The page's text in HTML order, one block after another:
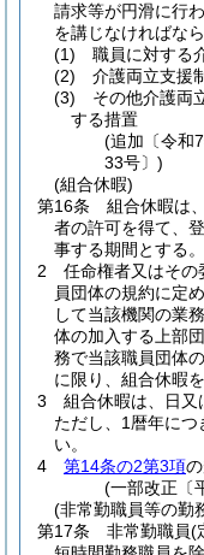
請求等が円滑に行
を講じなければなら
(1)
職員に対する
(2)
介護両立支援
(3)
その他介護両
する措置
(追加〔令和
33号〕)
(組合休暇)
第16条
組合休暇は
者の許可を得て、
事する期間とする。
2
任命権者又はその
員団体の規約に定
して当該機関の業
体の加入する上部
務で当該職員団体
に限り、組合休暇
3
組合休暇は、日又
ただし、1暦年に
い。
4
第14条の2第3項
(一部改正〔
(非常勤職員等の勤
第17条
非常勤職員(